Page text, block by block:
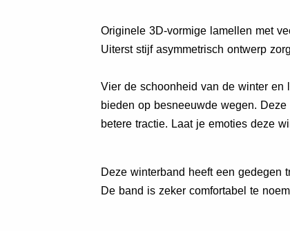
Originele 3D-vormige lamellen met
Uiterst stijf asymmetrisch ontwerp
Vier de schoonheid van de winter en
bieden op besneeuwde wegen.
betere tractie. Laat je emoties deze
Deze winterband heeft een gedegen
De band is zeker comfortabel te